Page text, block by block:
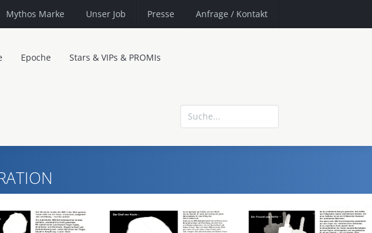
Mythos Marke Unser Job Presse Anfrage / Kontakt
Epoche Stars & VIPs & PROMIs